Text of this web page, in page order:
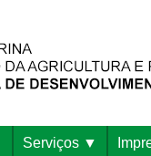
Serviços